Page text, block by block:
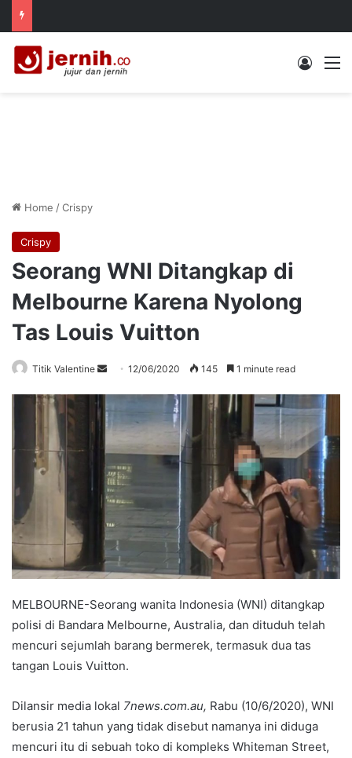
Log In
Home /Crispy
Crispy
Seorang WNI Ditangkap di
Melbourne Karena Nyolong
Tas Louis Vuitton
Titik Valentine
Send12/06/2020 145 1 minute read
MELBOURNE-Seorang wanita Indonesia (WNI) ditangkap
polisi di Bandara Melbourne, Australia, dan dituduh telah
mencuri sejumlah barang bermerek, termasuk dua tas
tangan Louis Vuitton.
Dilansir media lokal 7news.com.au, Rabu (10/6/2020), WNI
berusia 21 tahun yang tidak disebut namanya ini diduga
mencuri itu di sebuah toko di kompleks Whiteman Street,